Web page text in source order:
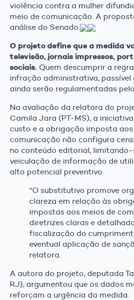
violência contra a mulher
meio de comunicação. A
análise do Senado.
O projeto define que a medida
televisão, jornais impressos,
sociais. Quem descumprir a
infração administrativa, passível
ainda serão regulamentadas
Na avaliação da relatora do
Camila Jara (PT-MS), a
custo e a obrigação imposta
comunicação não configura
no conteúdo editorial, limitando-
veiculação de informação de
alto potencial preventivo.
“O substitutivo promove
clareza em relação às
impostas aos meios de
diretrizes claras e
fiscalização do
eventual aplicação de
relatora.
A autora do projeto, deputada
RJ), argumentou que os dados
reforçam a urgência da medida.